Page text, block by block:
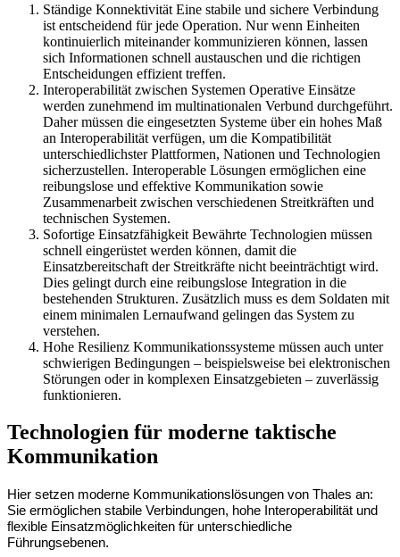
Ständige Konnektivität Eine stabile und sichere Verbindung
ist entscheidend für jede Operation. Nur wenn Einheiten
kontinuierlich miteinander kommunizieren können, lassen
sich Informationen schnell austauschen und die richtigen
Entscheidungen effizient treffen.
Interoperabilität zwischen Systemen Operative Einsätze
werden zunehmend im multinationalen Verbund durchgeführt.
Daher müssen die eingesetzten Systeme über ein hohes Maß
an Interoperabilität verfügen, um die Kompatibilität
unterschiedlichster Plattformen, Nationen und Technologien
sicherzustellen. Interoperable Lösungen ermöglichen eine
reibungslose und effektive Kommunikation sowie
Zusammenarbeit zwischen verschiedenen Streitkräften und
technischen Systemen.
Sofortige Einsatzfähigkeit Bewährte Technologien müssen
schnell eingerüstet werden können, damit die
Einsatzbereitschaft der Streitkräfte nicht beeinträchtigt wird.
Dies gelingt durch eine reibungslose Integration in die
bestehenden Strukturen. Zusätzlich muss es dem Soldaten mit
einem minimalen Lernaufwand gelingen das System zu
verstehen.
Hohe Resilienz Kommunikationssysteme müssen auch unter
schwierigen Bedingungen – beispielsweise bei elektronischen
Störungen oder in komplexen Einsatzgebieten – zuverlässig
funktionieren.
Technologien für moderne taktische
Kommunikation
Hier setzen moderne Kommunikationslösungen von Thales an:
Sie ermöglichen stabile Verbindungen, hohe Interoperabilität und
flexible Einsatzmöglichkeiten für unterschiedliche
Führungsebenen.